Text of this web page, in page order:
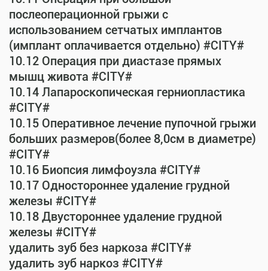
послеоперационной грыжи с
использованием сетчатых имплантов
(имплант оплачивается отдельно) #CITY#
10.12 Операция при диастазе прямых
мышц живота #CITY#
10.14 Лапароскопическая герниопластика
#CITY#
10.15 Оперативное лечение пупочной грыжи
больших размеров(более 8,0см в диаметре)
#CITY#
10.16 Биопсия лимфоузла #CITY#
10.17 Одностороннее удаление грудной
железы #CITY#
10.18 Двустороннее удаление грудной
железы #CITY#
удалить зуб без наркоза #CITY#
удалить зуб наркоз #CITY#